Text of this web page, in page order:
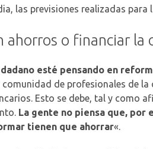
las previsiones realizadas
ahorros o financiar la
esté pensando en
comunidad de profesionales de
Esto se debe, tal y como
La gente no piensa que, por
tienen que ahorrar«.